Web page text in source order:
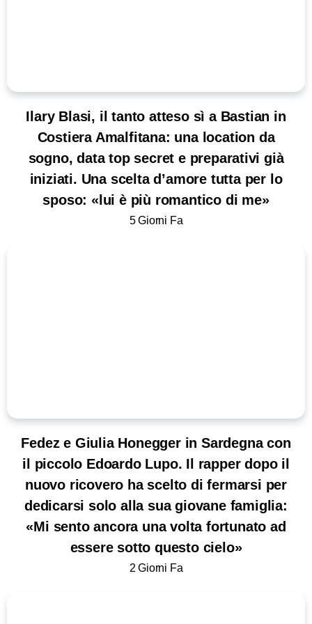
Ilary Blasi, il tanto atteso sì a Bastian in
Costiera Amalfitana: una location da
sogno, data top secret e preparativi già
iniziati. Una scelta d’amore tutta per lo
sposo: «lui è più romantico di me»
5 Giorni Fa
Fedez e Giulia Honegger in Sardegna con
il piccolo Edoardo Lupo. Il rapper dopo il
nuovo ricovero ha scelto di fermarsi per
dedicarsi solo alla sua giovane famiglia:
«Mi sento ancora una volta fortunato ad
essere sotto questo cielo»
2 Giorni Fa